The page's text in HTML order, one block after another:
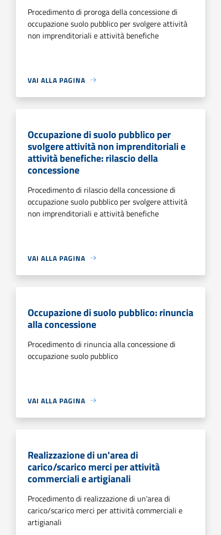
Procedimento di proroga della concessione di
occupazione suolo pubblico per svolgere attività
non imprenditoriali e attività benefiche
VAI ALLA PAGINA
Occupazione di suolo pubblico per
svolgere attività non imprenditoriali e
attività benefiche: rilascio della
concessione
Procedimento di rilascio della concessione di
occupazione suolo pubblico per svolgere attività
non imprenditoriali e attività benefiche
VAI ALLA PAGINA
Occupazione di suolo pubblico: rinuncia
alla concessione
Procedimento di rinuncia alla concessione di
occupazione suolo pubblico
VAI ALLA PAGINA
Realizzazione di un'area di
carico/scarico merci per attività
commerciali e artigianali
Procedimento di realizzazione di un'area di
carico/scarico merci per attività commerciali e
artigianali